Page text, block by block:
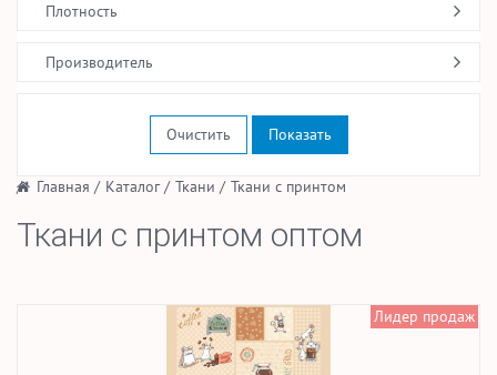
/ Главная / Каталог/ Ткани / Ткани с принтом
Ткани с принтом оптом
Лидер продаж
Плотность
Производитель
Очистить